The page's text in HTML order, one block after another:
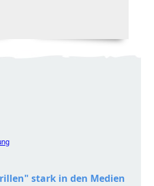
stark in den Medien